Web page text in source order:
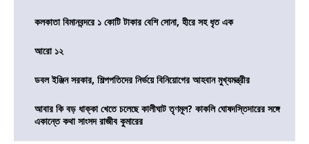
কলকাতা বিমানবন্দরে ১ কোটি টাকার বেশি সোনা, হীরে সহ ধৃত এক
আরো ১২
ডবল ইঞ্জিন সরকার, শিল্পপতিদের নির্ভয়ে বিনিয়োগের আহবান মুখ্যমন্ত্রীর
আবার কি বড় ধাক্কা খেতে চলেছে কালীঘাট তৃণমূল? কাকলি ঘোষদস্তিদারের সঙ্গে
একান্তে কথা সাংসদ রাজীব কুমারের